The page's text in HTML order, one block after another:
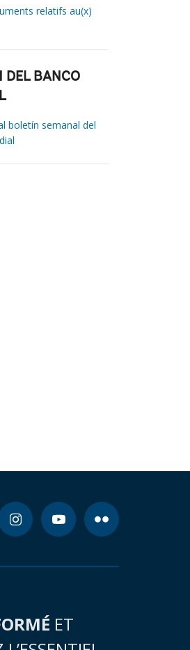
relatifs au(x)
DEL BANCO
boletín semanal del
ET